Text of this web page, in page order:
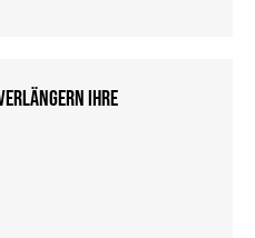
Ihre